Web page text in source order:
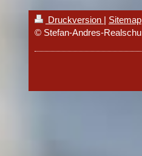
Druckversion | Sitemap
© Stefan-Andres-